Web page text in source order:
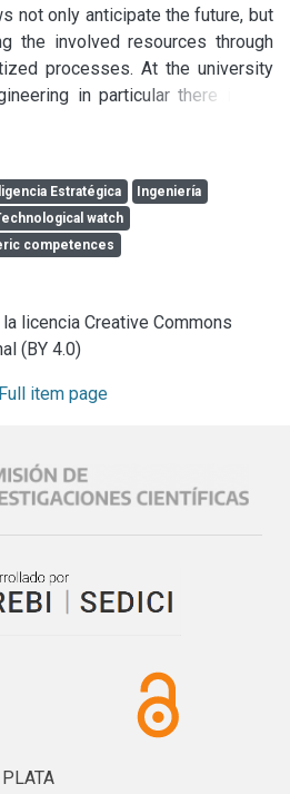
de VTeIE, perdiendo la
resultado final de sus trabajos y
los problemas que se les
de la profesión, mediante el
tecnológicas.
futuros posibles mediante la
PROB – EXPERT, para
de hipótesis y/o
a la hora de implementar un
a asegurar el desarrollo de
académico universitario de la
not only anticipate the future, but
the involved resources through
processes. At the university
in particular there is not
any encouragement on the
and solving more creatively
of the profession through the
of technological innovations, is
in the present work the future
and analyzed by the application
method with the aim of
or events which could come
a VTeIE Model focused on
Estratégica
Ingeniería
watch
competences
licencia Creative Commons
(BY 4.0)
item page